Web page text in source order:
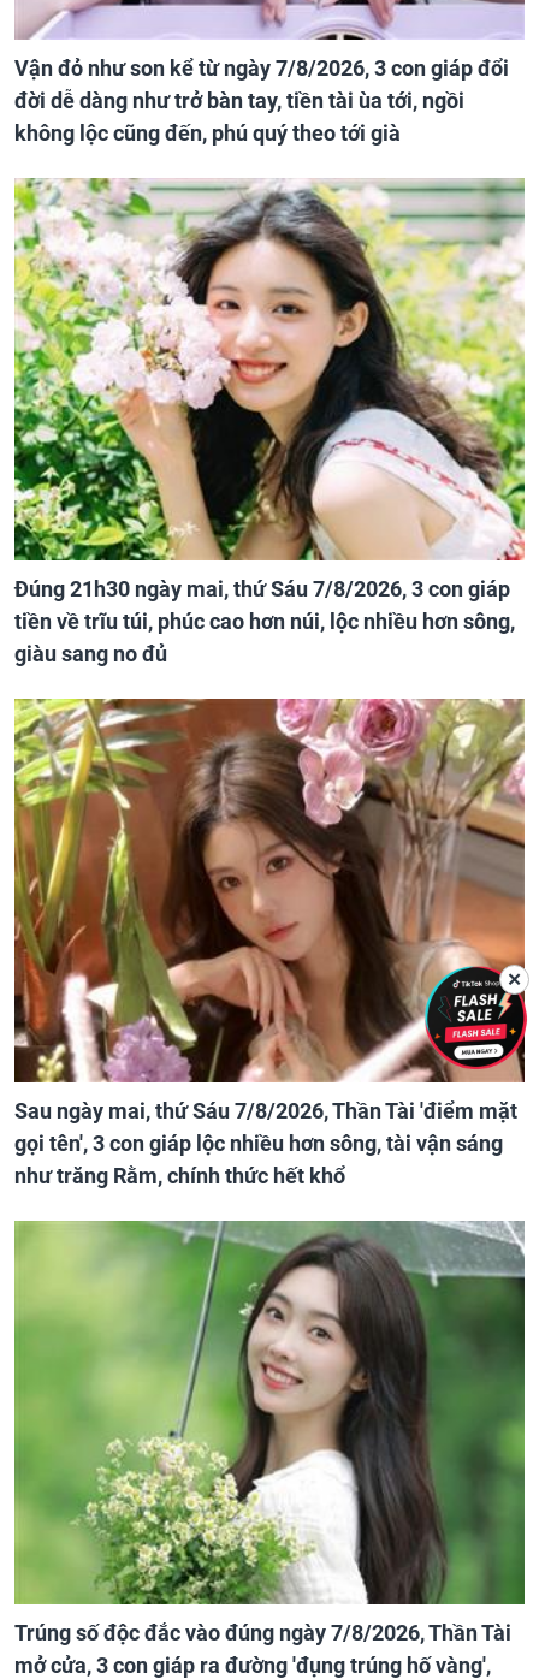
Vận đỏ như son kể từ ngày 7/8/2026, 3 con giáp đổi
đời dễ dàng như trở bàn tay, tiền tài ùa tới, ngồi
không lộc cũng đến, phú quý theo tới già
Đúng 21h30 ngày mai, thứ Sáu 7/8/2026, 3 con giáp
tiền về trĩu túi, phúc cao hơn núi, lộc nhiều hơn sông,
giàu sang no đủ
Sau ngày mai, thứ Sáu 7/8/2026, Thần Tài 'điểm mặt
gọi tên', 3 con giáp lộc nhiều hơn sông, tài vận sáng
như trăng Rằm, chính thức hết khổ
Trúng số độc đắc vào đúng ngày 7/8/2026, Thần Tài
mở cửa, 3 con giáp ra đường 'đụng trúng hố vàng',
✕